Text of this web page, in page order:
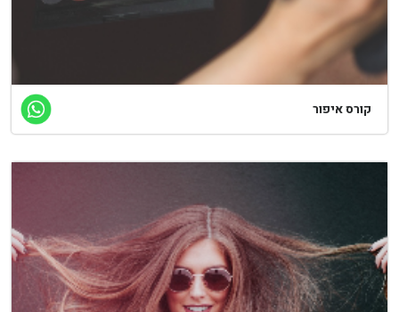
קורס איפור